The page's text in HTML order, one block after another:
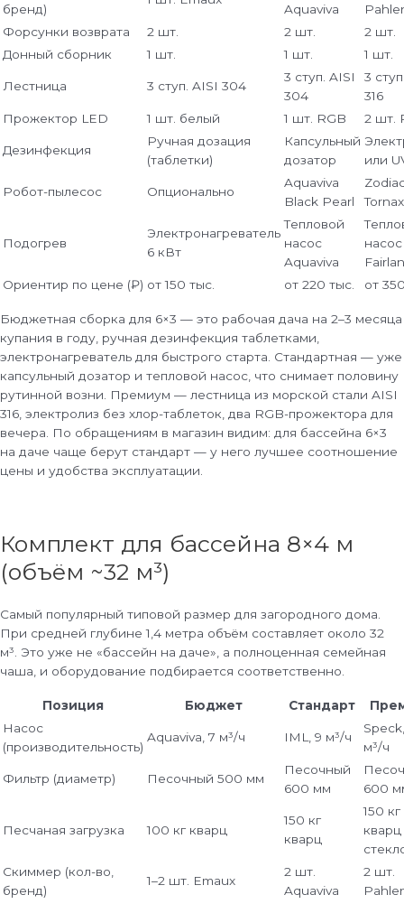
бренд)
Aquaviva
Форсунки возврата
2 шт. 2 шт.
2 шт.
Донный сборник
1 шт. 1 шт. 1 шт.
Лестница 3 ступ. AISI 304
3 ступ. AISI
304
3
316
Прожектор LED
1 шт. белый 1 шт. RGB 2 шт.
Дезинфекция
Ручная дозация
(таблетки)
Капсульный
дозатор
или
Робот-пылесос Опционально
Aquaviva
Black Pearl
Tornax
Подогрев
Электронагреватель
6 кВт
Тепловой
насос
Aquaviva
насос
Ориентир по цене (₽) от 150 тыс. от 220 тыс. от
Бюджетная сборка для 6×3 — это рабочая дача на 2–3 месяца
купания в году, ручная дезинфекция таблетками,
электронагреватель для быстрого старта. Стандартная — уже
капсульный дозатор и тепловой насос, что снимает половину
рутинной возни. Премиум — лестница из морской стали AISI
316, электролиз без хлор-таблеток, два RGB-прожектора для
вечера. По обращениям в магазин видим: для бассейна 6×3
на даче чаще берут стандарт — у него лучшее соотношение
цены и удобства эксплуатации.
Комплект для бассейна 8×4 м
(объём ~32 м³)
Самый популярный типовой размер для загородного дома.
При средней глубине 1,4 метра объём составляет около 32
м³. Это уже не «бассейн на даче», а полноценная семейная
чаша, и оборудование подбирается соответственно.
Позиция Бюджет Стандарт
Насос
(производительность)
Aquaviva, 7 м³/ч IML, 9 м³/ч
м³/ч
Фильтр (диаметр) Песочный 500 мм
Песочный
600 мм
600
Песчаная загрузка 100 кг кварц
150 кг
кварц
150 кг
кварц
Скиммер (кол-во,
бренд)
1–2 шт. Emaux
2 шт.
Aquaviva
2 шт.